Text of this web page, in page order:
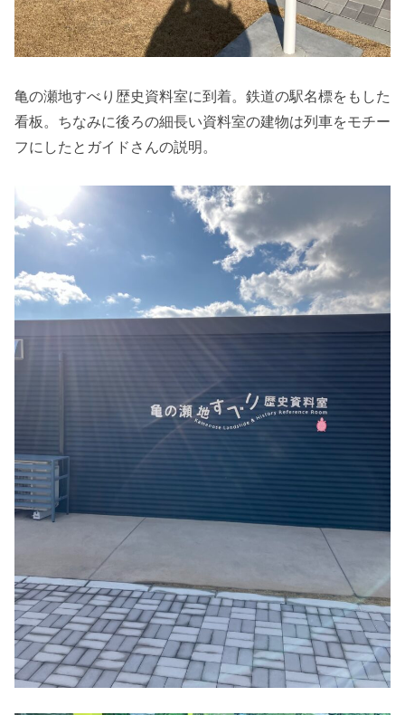
亀の瀬地すべり歴史資料室に到着。鉄道の駅名標をもした
看板。ちなみに後ろの細長い資料室の建物は列車をモチー
フにしたとガイドさんの説明。